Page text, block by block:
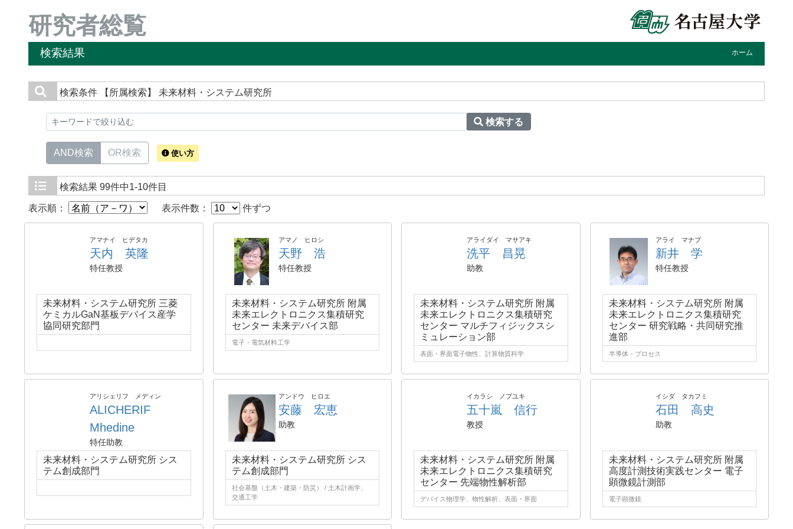
研究者総覧
検索結果 ホーム
検索条件 【所属検索】 未来材料・システム研究所
検索する
AND検索 OR検索 使い方
検索結果 99件中1-10件目
表示順： 表示件数： 件ずつ
アマナイ ヒデタカ
天内 英隆
特任教授
未来材料・システム研究所 三菱
ケミカルGaN基板デバイス産学
協同研究部門
アマノ ヒロシ
天野 浩
特任教授
未来材料・システム研究所 附属
未来エレクトロニクス集積研究
センター 未来デバイス部
電子・電気材料工学
アライダイ マサアキ
洗平 昌晃
助教
未来材料・システム研究所 附属
未来エレクトロニクス集積研究
センター マルチフィジックスシ
ミュレーション部
表面・界面電子物性、計算物質科学
アライ マナブ
新井 学
特任教授
未来材料・システム研究所 附属
未来エレクトロニクス集積研究
センター 研究戦略・共同研究推
進部
半導体・プロセス
アリシェリフ メディン
ALICHERIF
Mhedine
特任助教
未来材料・システム研究所 シス
テム創成部門
アンドウ ヒロエ
安藤 宏恵
助教
未来材料・システム研究所 シス
テム創成部門
社会基盤（土木・建築・防災） / 土木計画学、
交通工学
イカラシ ノブユキ
五十嵐 信行
教授
未来材料・システム研究所 附属
未来エレクトロニクス集積研究
センター 先端物性解析部
デバイス物理学、物性解析、表面・界面
イシダ タカフミ
石田 高史
助教
未来材料・システム研究所 附属
高度計測技術実践センター 電子
顕微鏡計測部
電子顕微鏡